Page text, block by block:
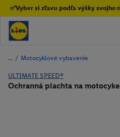
✅Vyber si zľavu podľa výšky svojho
/ Motocyklové vybavenie
ULTIMATE SPEED®
Ochranná plachta na